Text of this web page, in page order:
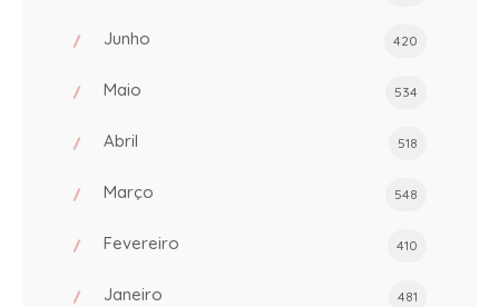
Junho 420
Maio 534
Abril 518
Março 548
Fevereiro 410
Janeiro 481